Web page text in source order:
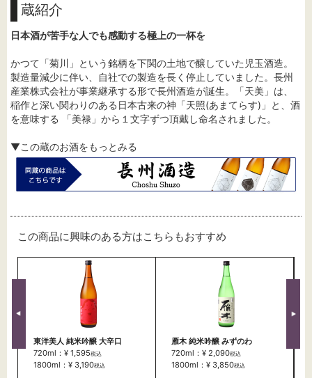
蔵紹介
日本酒が苦手な人でも感動する極上の一杯を
かつて「菊川」という銘柄を下関の土地で醸していた児玉酒造。
製造量減少に伴い、自社での製造を長く停止していました。長州
産業株式会社が事業継承する形で長州酒造が誕生。「天美」は、
稲作と深い関わりのある日本古来の神「天照(あまてらす)」と、酒
を意味する 「美禄」から１文字ずつ頂戴し命名されました。
▼この蔵のお酒をもっとみる
この商品に興味のある方はこちらもおすすめ
東洋美人 純米吟醸 大辛口
720ml：¥ 1,595税込
1800ml：¥ 3,190税込
雁木 純米吟醸 みずのわ
720ml：¥ 2,090税込
1800ml：¥ 3,850税込